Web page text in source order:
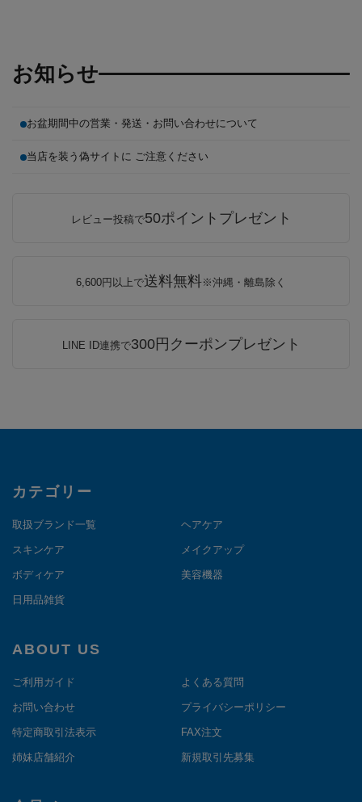
お知らせ
お盆期間中の営業・発送・お問い合わせについて
当店を装う偽サイトに ご注意ください
レビュー投稿で50ポイントプレゼント
6,600円以上で送料無料※沖縄・離島除く
LINE ID連携で300円クーポンプレゼント
カテゴリー
取扱ブランド一覧 ヘアケア
スキンケア メイクアップ
ボディケア 美容機器
日用品雑貨
ABOUT US
ご利用ガイド よくある質問
お問い合わせ プライバシーポリシー
特定商取引法表示 FAX注文
姉妹店舗紹介 新規取引先募集